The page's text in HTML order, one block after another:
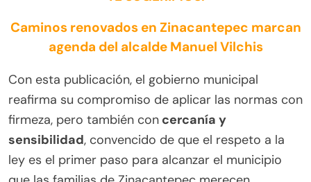
Caminos renovados en Zinacantepec marcan
agenda del alcalde Manuel Vilchis
Con esta publicación, el gobierno municipal
reafirma su compromiso de aplicar las normas con
firmeza, pero también con cercanía y
sensibilidad, convencido de que el respeto a la
ley es el primer paso para alcanzar el municipio